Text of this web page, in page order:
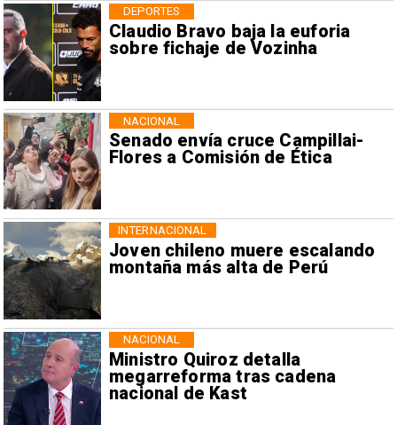
Claudio Bravo baja la euforia
sobre fichaje de Vozinha
DEPORTES
Senado envía cruce Campillai-
Flores a Comisión de Ética
NACIONAL
Joven chileno muere escalando
montaña más alta de Perú
INTERNACIONAL
Ministro Quiroz detalla
megarreforma tras cadena
nacional de Kast
NACIONAL